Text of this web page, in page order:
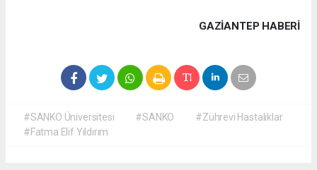
GAZIANTEP HABERİ
#SANKO Üniversitesi #SANKO
#Zührevi Hastalıklar
#Fatma Elif Yıldırım